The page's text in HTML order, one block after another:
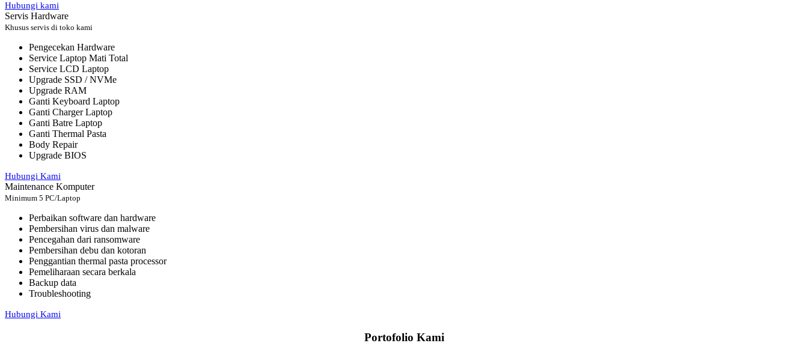
Hubungi kami
Servis Hardware
Khusus servis di toko kami
Pengecekan Hardware
Service Laptop Mati Total
Service LCD Laptop
Upgrade SSD / NVMe
Upgrade RAM
Ganti Keyboard Laptop
Ganti Charger Laptop
Ganti Batre Laptop
Ganti Thermal Pasta
Body Repair
Upgrade BIOS
Hubungi Kami
Maintenance Komputer
Minimum 5 PC/Laptop
Perbaikan software dan hardware
Pembersihan virus dan malware
Pencegahan dari ransomware
Pembersihan debu dan kotoran
Penggantian thermal pasta processor
Pemeliharaan secara berkala
Backup data
Troubleshooting
Hubungi Kami
Portofolio Kami